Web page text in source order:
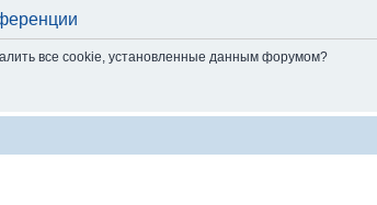
все cookie, установленные данным форумом?